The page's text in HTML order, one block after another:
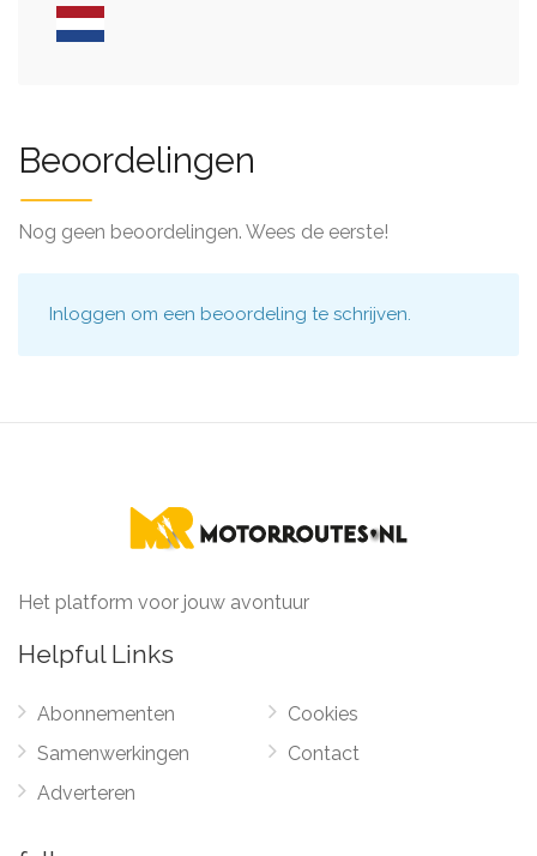
Beoordelingen
Nog geen beoordelingen. Wees de eerste!
Inloggen om een beoordeling te schrijven.
Het platform voor jouw avontuur
Helpful Links
Abonnementen
Samenwerkingen
Adverteren
Cookies
Contact